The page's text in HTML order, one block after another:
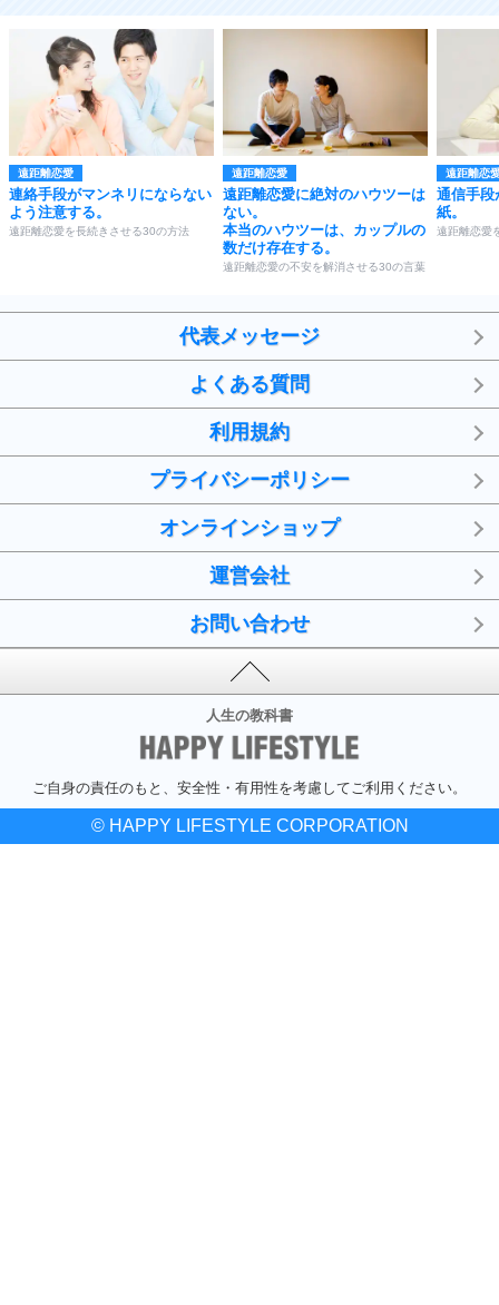
遠距離恋愛
連絡手段がマンネリにならない
よう注意する。
遠距離恋愛を長続きさせる30の方法
遠距離恋愛
遠距離恋愛に絶対のハウツーは
ない。
本当のハウツーは、カップルの
数だけ存在する。
遠距離恋愛の不安を解消させる30の言葉
遠距離恋
通信手段
紙。
遠距離恋愛
代表メッセージ
よくある質問
利用規約
プライバシーポリシー
オンラインショップ
運営会社
お問い合わせ
人生の教科書
ご自身の責任のもと、安全性・有用性を考慮してご利用ください。
© HAPPY LIFESTYLE CORPORATION